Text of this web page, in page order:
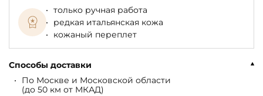
только ручная работа
редкая итальянская кожа
кожаный переплет
Способы доставки
По Москве и Московской области
(до 50 км от МКАД)